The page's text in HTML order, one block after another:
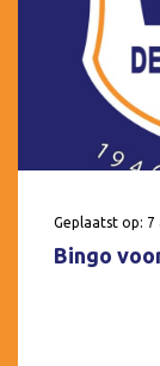
Geplaatst op: 7
Bingo